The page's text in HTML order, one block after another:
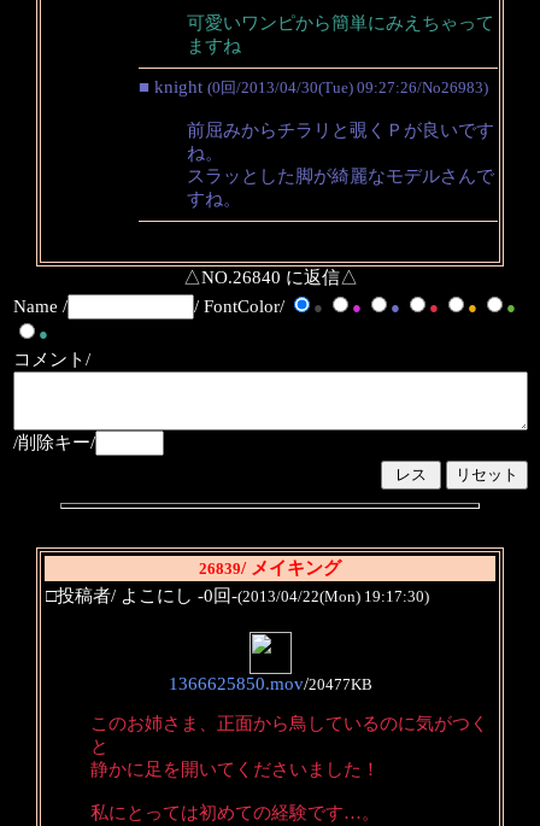
可愛いワンピから簡単にみえちゃって
ますね
■ knight (0回/2013/04/30(Tue) 09:27:26/No26983)
前屈みからチラリと覗くＰが良いです
ね。
スラッとした脚が綺麗なモデルさんで
すね。
△NO.26840 に返信△
Name /
/ FontColor/ ● ● ● ● ●
●
●
コメント/
/削除キー/
26839/ メイキング
□投稿者/ よこにし -0回-(2013/04/22(Mon) 19:17:30)
1366625850.mov/20477KB
このお姉さま、正面から鳥しているのに気がつく
と
静かに足を開いてくださいました！
私にとっては初めての経験です…。